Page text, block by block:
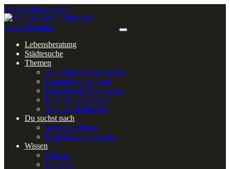
Skip to main content
Lebensberatung
Städtesuche
Themen
Astrologie & Horoskope
Kartenlegen & Tarot
Hellsehen & Wahrsagen
Reiki & Channeling
Yoga & Meditation
Du suchst nach
Medium Elifana
Kartenlegen kostenlos
Wissen
Glossar
Ratgeber